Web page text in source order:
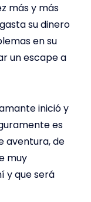
más y más
su dinero
en su
un escape a
inició y
es
aventura, de
muy
y que será